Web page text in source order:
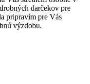
darčekov pre
pripravím pre Vás
výzdobu.